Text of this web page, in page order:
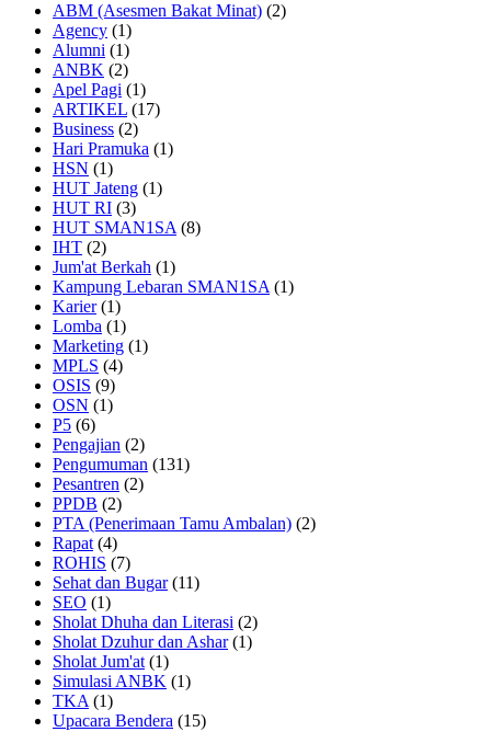
ABM (Asesmen Bakat Minat) (2)
Agency (1)
Alumni (1)
ANBK (2)
Apel Pagi (1)
ARTIKEL (17)
Business (2)
Hari Pramuka (1)
HSN (1)
HUT Jateng (1)
HUT RI (3)
HUT SMAN1SA (8)
IHT (2)
Jum'at Berkah (1)
Kampung Lebaran SMAN1SA (1)
Karier (1)
Lomba (1)
Marketing (1)
MPLS (4)
OSIS (9)
OSN (1)
P5 (6)
Pengajian (2)
Pengumuman (131)
Pesantren (2)
PPDB (2)
PTA (Penerimaan Tamu Ambalan) (2)
Rapat (4)
ROHIS (7)
Sehat dan Bugar (11)
SEO (1)
Sholat Dhuha dan Literasi (2)
Sholat Dzuhur dan Ashar (1)
Sholat Jum'at (1)
Simulasi ANBK (1)
TKA (1)
Upacara Bendera (15)